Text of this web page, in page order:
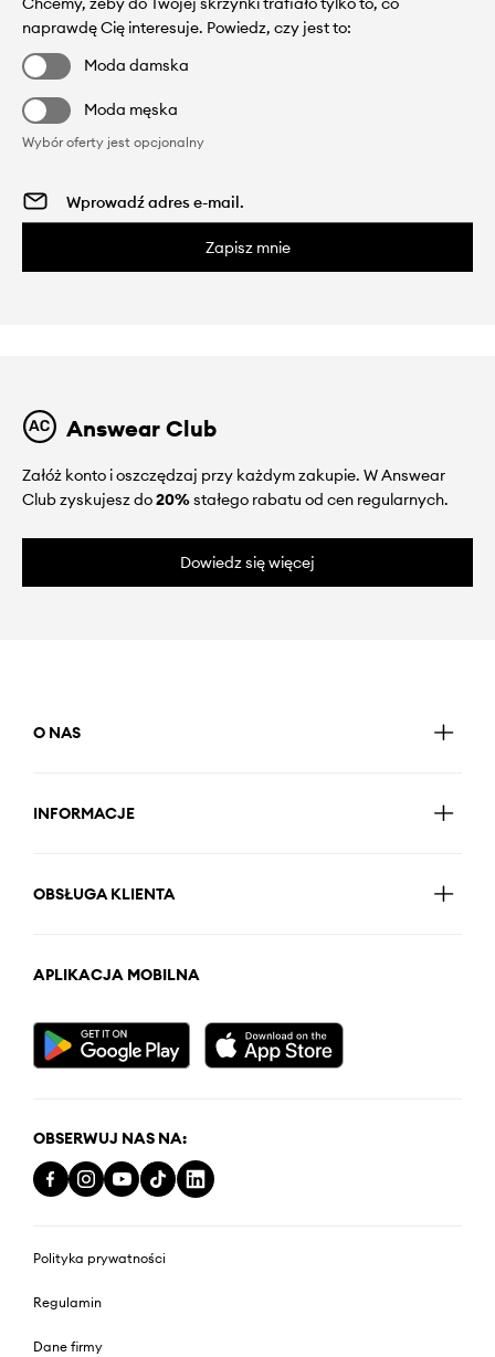
naprawdę Cię interesuje. Powiedz, czy jest to:
Moda damska
Moda męska
Wybór oferty jest opcjonalny
Zapisz mnie
Answear Club
Załóż konto i oszczędzaj przy każdym zakupie. W Answear
Club zyskujesz do20%stałego rabatu od cen regularnych.
Dowiedz się więcej
O NAS
INFORMACJE
OBSŁUGA KLIENTA
APLIKACJA MOBILNA
OBSERWUJ NAS NA:
Polityka prywatności
Regulamin
Dane firmy